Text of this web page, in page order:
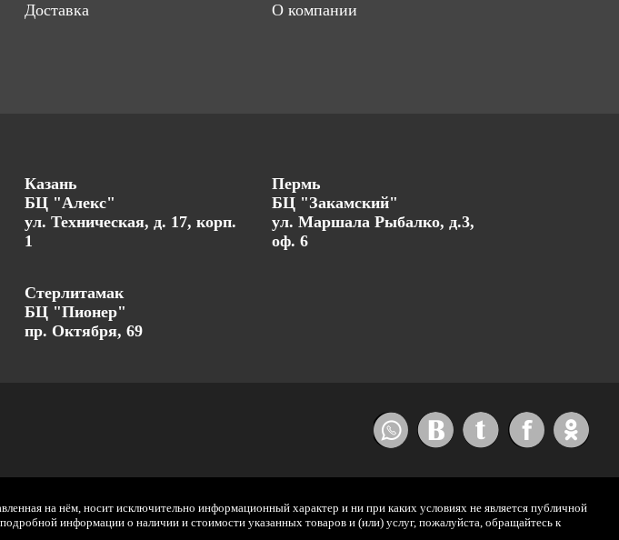
Доставка О компании
Казань
БЦ "Алекс"
ул. Техническая, д. 17, корп.
1
Пермь
БЦ "Закамский"
ул. Маршала Рыбалко, д.3,
оф. 6
Стерлитамак
БЦ "Пионер"
пр. Октября, 69
на нём, носит исключительно информационный характер и ни при каких условиях не является публичной
информации о наличии и стоимости указанных товаров и (или) услуг, пожалуйста, обращайтесь к